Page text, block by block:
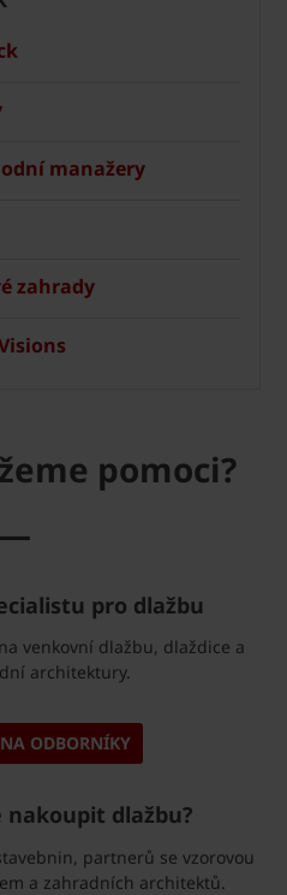
manažery
zahrady
pomoci?
—
pro dlažbu
venkovní dlažbu, dlaždice a
architektury.
ODBORNÍKY
nakoupit dlažbu?
partnerů se vzorovou
a zahradních architektů.